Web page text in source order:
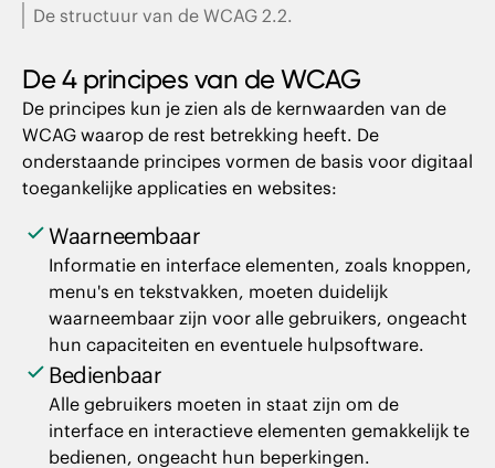
De structuur van de WCAG 2.2.
De 4 principes van de WCAG
De principes kun je zien als de kernwaarden van de
WCAG waarop de rest betrekking heeft. De
onderstaande principes vormen de basis voor digitaal
toegankelijke applicaties en websites:
Waarneembaar
Informatie en interface elementen, zoals knoppen,
menu's en tekstvakken, moeten duidelijk
waarneembaar zijn voor alle gebruikers, ongeacht
hun capaciteiten en eventuele hulpsoftware.
Bedienbaar
Alle gebruikers moeten in staat zijn om de
interface en interactieve elementen gemakkelijk te
bedienen, ongeacht hun beperkingen.